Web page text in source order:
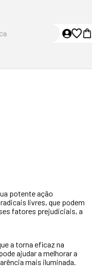
potente ação
livres, que podem
fatores prejudiciais, a
a torna eficaz na
ajudar a melhorar a
mais iluminada.